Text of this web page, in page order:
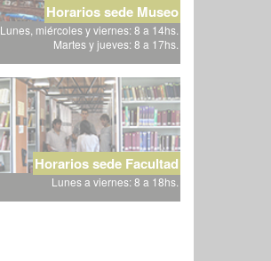
Horarios sede Museo
Lunes, miércoles y viernes: 8 a 14hs.
Martes y jueves: 8 a 17hs.
Horarios sede Facultad
Lunes a viernes: 8 a 18hs.